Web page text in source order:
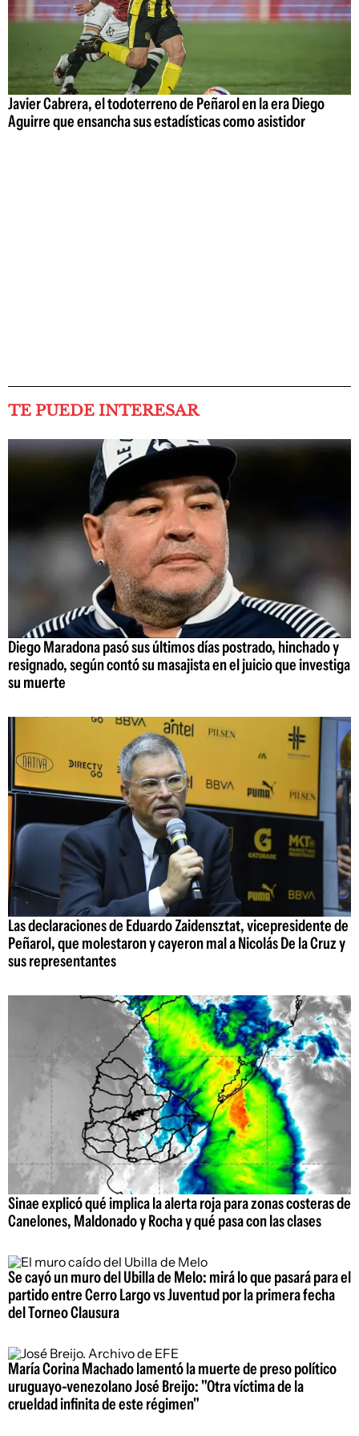
Javier Cabrera, el todoterreno de Peñarol en la era Diego
Aguirre que ensancha sus estadísticas como asistidor
TE PUEDE INTERESAR
Diego Maradona pasó sus últimos días postrado, hinchado y
resignado, según contó su masajista en el juicio que investiga
su muerte
Las declaraciones de Eduardo Zaidensztat, vicepresidente de
Peñarol, que molestaron y cayeron mal a Nicolás De la Cruz y
sus representantes
Sinae explicó qué implica la alerta roja para zonas costeras de
Canelones, Maldonado y Rocha y qué pasa con las clases
Se cayó un muro del Ubilla de Melo: mirá lo que pasará para el
partido entre Cerro Largo vs Juventud por la primera fecha
del Torneo Clausura
María Corina Machado lamentó la muerte de preso político
uruguayo-venezolano José Breijo: "Otra víctima de la
crueldad infinita de este régimen"